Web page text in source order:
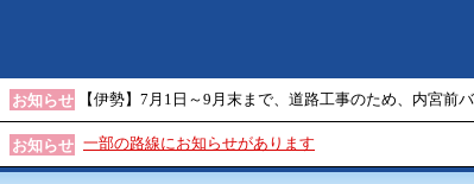
お知らせ 【伊勢】7月1日～9月末まで、道路工事のため、内宮前
お知らせ 一部の路線にお知らせがあります